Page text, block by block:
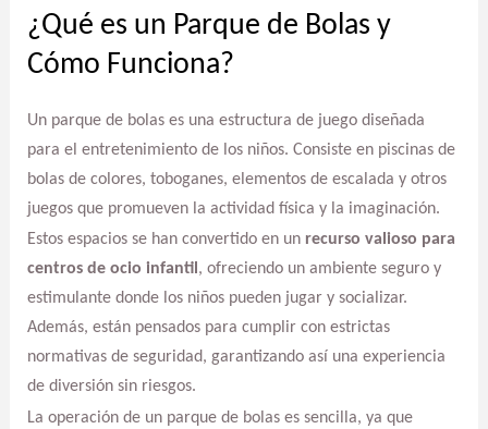
¿Qué es un Parque de Bolas y
Cómo Funciona?
Un parque de bolas es una estructura de juego diseñada
para el entretenimiento de los niños. Consiste en piscinas de
bolas de colores, toboganes, elementos de escalada y otros
juegos que promueven la actividad física y la imaginación.
Estos espacios se han convertido en un recurso valioso para
centros de ocio infantil, ofreciendo un ambiente seguro y
estimulante donde los niños pueden jugar y socializar.
Además, están pensados para cumplir con estrictas
normativas de seguridad, garantizando así una experiencia
de diversión sin riesgos.
La operación de un parque de bolas es sencilla, ya que